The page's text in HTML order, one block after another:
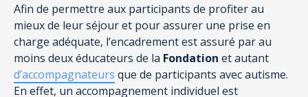
Afin de permettre aux participants de profiter au
mieux de leur séjour et pour assurer une prise en
charge adéquate, l’encadrement est assuré par au
moins deux éducateurs de la Fondation et autant
d’accompagnateurs que de participants avec autisme.
En effet, un accompagnement individuel est